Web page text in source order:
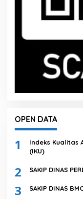
OPEN DATA
1
Indeks Kualitas
(IKU)
2 SAKIP DINAS
3 SAKIP DINAS